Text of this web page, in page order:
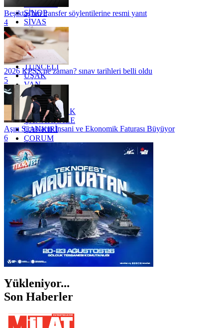
SİNOP
SİVAS
SİİRT
TEKİRDAĞ
TOKAT
TRABZON
TUNCELİ
UŞAK
VAN
YALOVA
YOZGAT
ZONGULDAK
ÇANAKKALE
ÇANKIRI
ÇORUM
İSTANBUL
İZMİR
ŞANLIURFA
ŞIRNAK
Beşiktaş'tan transfer söylentilerine resmi yanıt
4
2026 KPSS ne zaman? sınav tarihleri belli oldu
5
Aşırı Sıcakların İnsani ve Ekonomik Faturası Büyüyor
6
Yükleniyor...
Son Haberler